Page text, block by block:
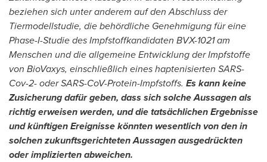
beziehen sich unter anderem auf den Abschluss der
Tiermodellstudie, die behördliche Genehmigung für eine
Phase-I-Studie des Impfstoffkandidaten BVX-1021 am
Menschen und die allgemeine Entwicklung der Impfstoffe
von BioVaxys, einschließlich eines haptenisierten SARS-
Cov-2- oder SARS-CoV-Protein-Impfstoffs. Es kann keine
Zusicherung dafür geben, dass sich solche Aussagen als
richtig erweisen werden, und die tatsächlichen Ergebnisse
und künftigen Ereignisse könnten wesentlich von den in
solchen zukunftsgerichteten Aussagen ausgedrückten
oder implizierten abweichen.